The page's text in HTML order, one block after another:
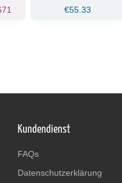
€55.33
Kundendienst
FAQs
Datenschutzerklärung